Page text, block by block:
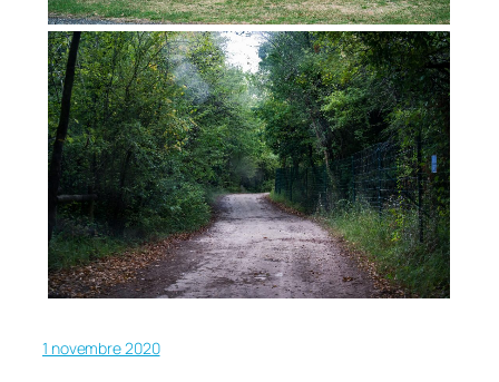
1 novembre 2020